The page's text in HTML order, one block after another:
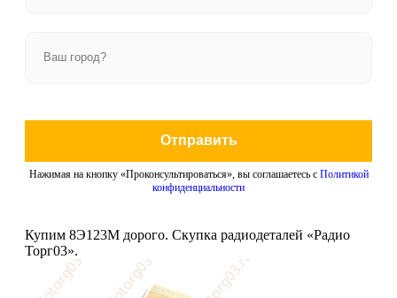
Отправить
Нажимая на кнопку «Проконсультироваться», вы соглашаетесь с Политикой
конфиденциальности
Купим 8Э123М дорого. Скупка радиодеталей «Радио
Торг03».